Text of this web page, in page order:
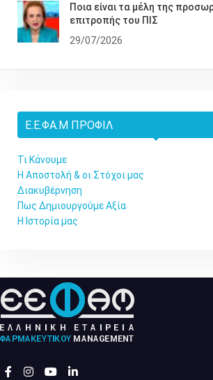
Ποια είναι τα μέλη της
επιτροπής του ΠΙΣ
29/07/2026
Ε.Ε.ΦΑ.Μ ΠΡΟΦΊΛ
Τι Κάνουμε
Η Αποστολή & οι Στόχοι μας
Διακυβέρνηση
Πως Δημιουργούμε Αξία
Η Ιστορία μας